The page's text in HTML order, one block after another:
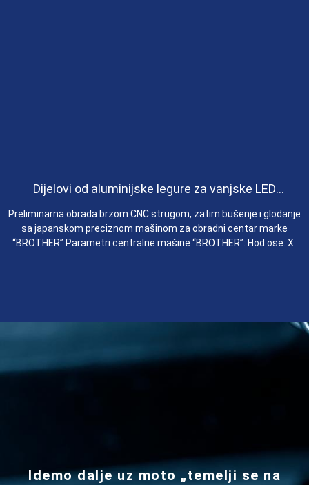
Dijelovi od aluminijske legure za vanjske LED
obrada brzom CNC strugom, zatim bušenje i glodanje
japanskom preciznom mašinom za obradni centar marke
Parametri centralne mašine “BROTHER”: Hod ose: X-
Idemo dalje uz moto „temelji se na